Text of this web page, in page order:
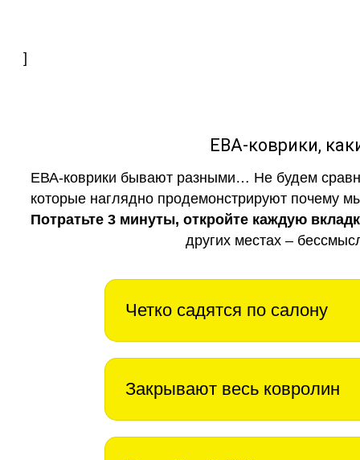
]
ЕВА-коврики,
ЕВА-коврики бывают разными… Не будем
которые наглядно продемонстрируют почему
Потратьте 3 минуты, откройте каждую
других местах –
Четко садятся по салону
Закрывают весь ковролин